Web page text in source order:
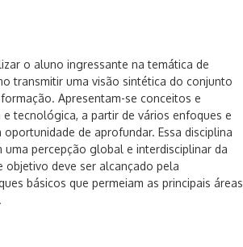
o aluno ingressante na temática de
transmitir uma visão sintética do conjunto
Apresentam-se conceitos e
tecnológica, a partir de vários enfoques e
de aprofundar. Essa disciplina
percepção global e interdisciplinar da
objetivo deve ser alcançado pela
básicos que permeiam as principais áreas